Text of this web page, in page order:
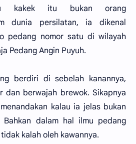
kakek itu bukan orang
dunia persilatan, ia dikenal
pedang nomor satu di wilayah
Pedang Angin Puyuh.
berdiri di sebelah kanannya,
dan berwajah brewok. Sikapnya
kalau ia jelas bukan
Bahkan dalam hal ilmu pedang
kalah oleh kawannya.